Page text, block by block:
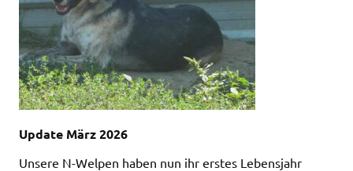
Update März 2026
Unsere N-Welpen haben nun ihr erstes Lebensjahr